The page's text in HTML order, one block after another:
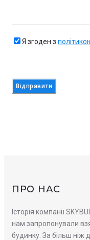
Я згоден з
ПРО НАС
Історія компанії
нам запропонували
будинку. За більш ніж